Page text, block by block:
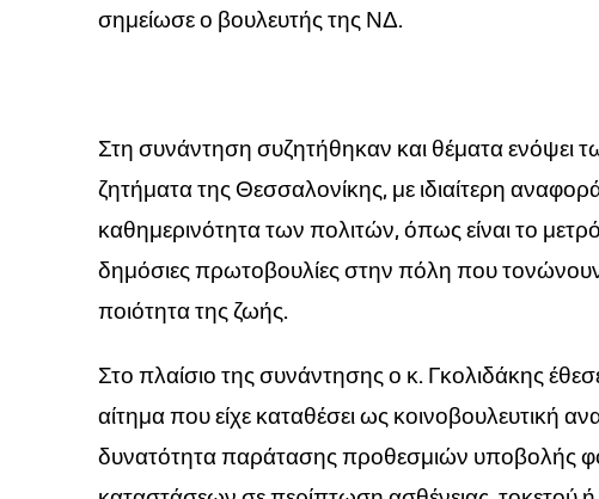
σημείωσε ο βουλευτής της ΝΔ.
Στη συνάντηση συζητήθηκαν και θέματα ενόψει
ζητήματα της Θεσσαλονίκης, με ιδιαίτερη
καθημερινότητα των πολιτών, όπως είναι το
δημόσιες πρωτοβουλίες στην πόλη που τονώνουν
ποιότητα της ζωής.
Στο πλαίσιο της συνάντησης ο κ. Γκολιδάκης
αίτημα που είχε καταθέσει ως κοινοβουλευτική
δυνατότητα παράτασης προθεσμιών υποβολής